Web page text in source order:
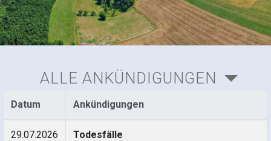
ALLE ANKÜNDIGUNGEN
Datum Ankündigungen
29.07.2026
Todesfälle